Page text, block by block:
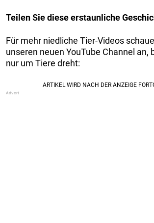
Teilen Sie diese erstaunliche
Für mehr niedliche Tier-Videos
unseren neuen YouTube Channel an,
nur um Tiere dreht: